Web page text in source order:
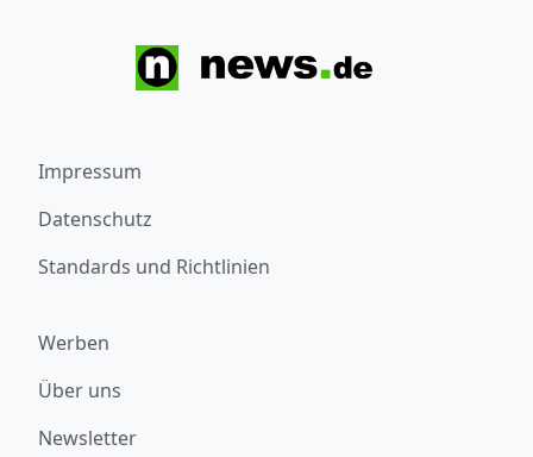
Impressum
Datenschutz
Standards und Richtlinien
Werben
Über uns
Newsletter